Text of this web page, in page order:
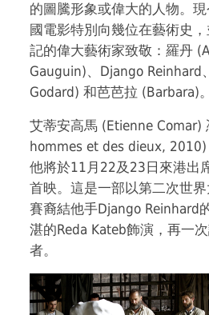
的圖騰形象或偉大的人物。
國電影特別向幾位在藝術史
記的偉大藝術家致敬：羅丹
Gauguin)、Django Reinhard
Godard) 和芭芭拉 (Barbara)。
艾蒂安高馬 (Etienne Comar)
hommes et des dieux, 2010)
他將於11月22及23日來港出
首映。這是一部以第二次世
賽裔結他手Django Reinhard
湛的Reda Kateb飾演，再一
者。